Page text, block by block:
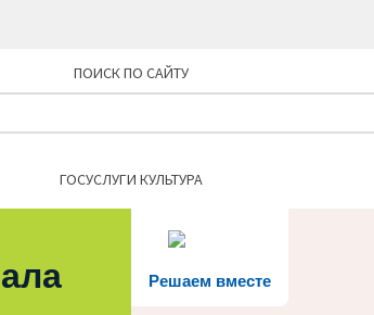
ПОИСК ПО САЙТУ
ГОСУСЛУГИ КУЛЬТУРА
Решаем вместе